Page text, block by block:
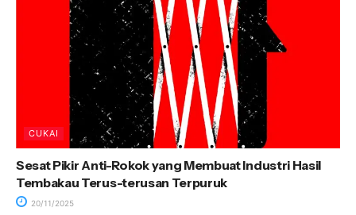
CUKAI
Sesat Pikir Anti-Rokok yang Membuat Industri Hasil
Tembakau Terus-terusan Terpuruk
20/11/2025